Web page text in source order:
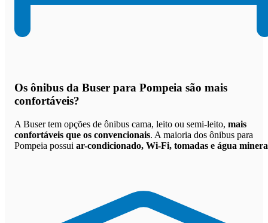
Os ônibus da Buser para Pompeia são mais
confortáveis?
A Buser tem opções de ônibus cama, leito ou semi-leito, mais
confortáveis que os convencionais. A maioria dos ônibus para
Pompeia possui ar-condicionado, Wi-Fi, tomadas e água